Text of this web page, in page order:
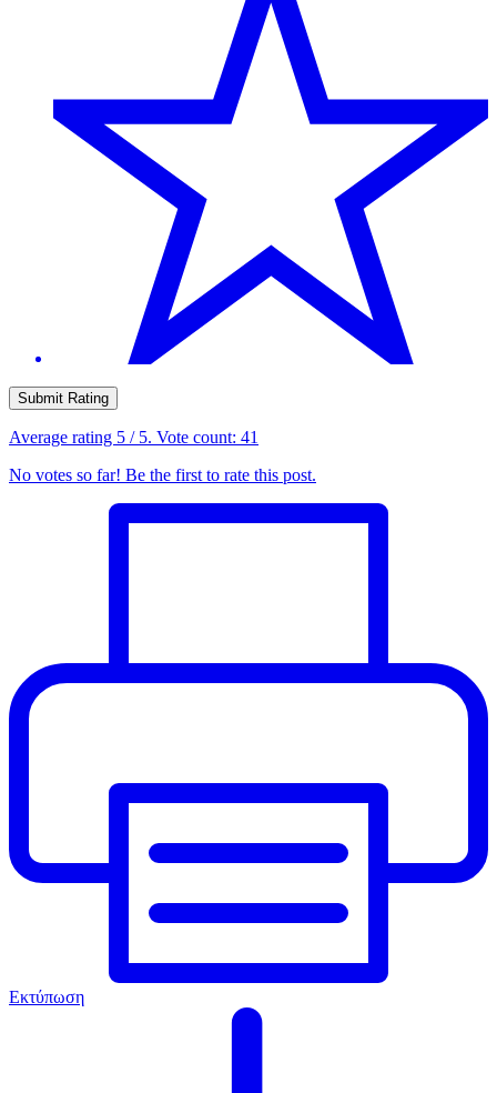
Submit Rating
Average rating 5 / 5. Vote count: 41
No votes so far! Be the first to rate this post.
Εκτύπωση